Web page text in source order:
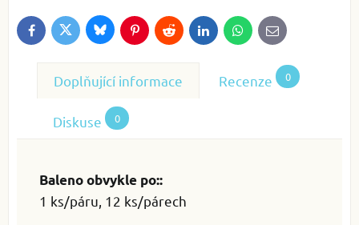
FacebookTwitterBlueskyPinterestReddit LinkedInWhatsApp
E-
mail
Doplňující informace Recenze 0
Diskuse 0
Baleno obvykle po::
1 ks/páru, 12 ks/párech